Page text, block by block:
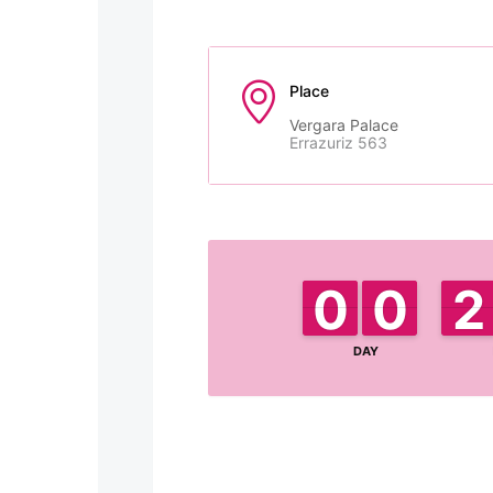
Place
Vergara Palace
Errazuriz 563
DAY
9
9
0
0 9
9
0
0 1
1
2
2